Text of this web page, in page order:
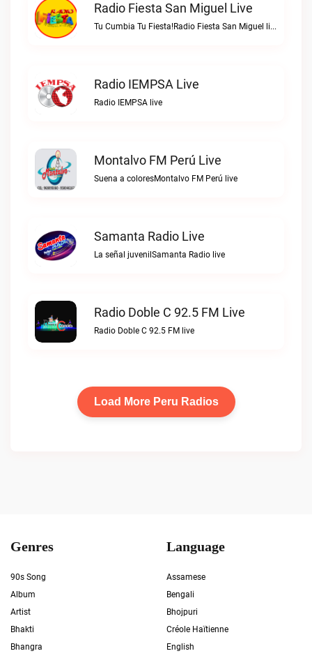
Radio Fiesta San Miguel Live
Tu Cumbia Tu Fiesta!Radio Fiesta San Miguel live
Radio IEMPSA Live
Radio IEMPSA live
Montalvo FM Perú Live
Suena a coloresMontalvo FM Perú live
Samanta Radio Live
La señal juvenilSamanta Radio live
Radio Doble C 92.5 FM Live
Radio Doble C 92.5 FM live
Load More Peru Radios
Genres
90s Song
Album
Artist
Bhakti
Bhangra
Language
Assamese
Bengali
Bhojpuri
Créole Haïtienne
English